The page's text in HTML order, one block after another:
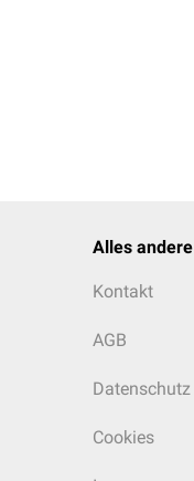
Alles andere
Kontakt
AGB
Datenschutz
Cookies